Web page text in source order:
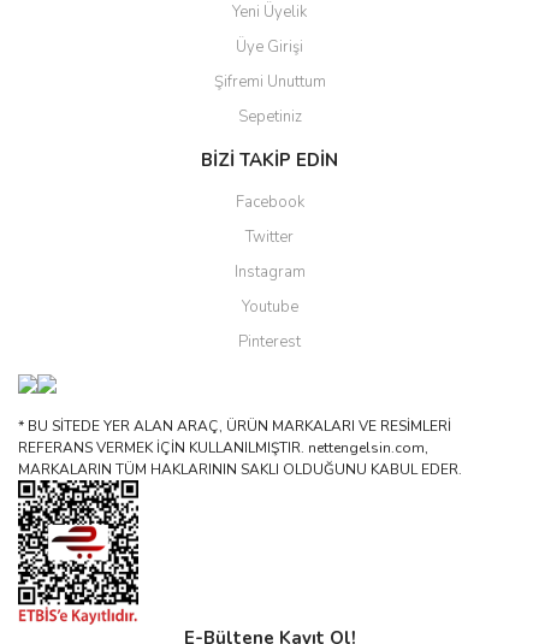
Yeni Üyelik
Üye Girişi
Şifremi Unuttum
Sepetiniz
BİZİ TAKİP EDİN
Facebook
Twitter
Instagram
Youtube
Pinterest
* BU SİTEDE YER ALAN ARAÇ, ÜRÜN MARKALARI VE RESİMLERİ
REFERANS VERMEK İÇİN KULLANILMIŞTIR. nettengelsin.com,
MARKALARIN TÜM HAKLARININ SAKLI OLDUĞUNU KABUL EDER.
E-Bültene Kayıt Ol!